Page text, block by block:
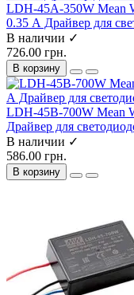
LDH-45A-350W Mean
0.35 А Драйвер для
В наличии ✓
726.00 грн.
В корзину
LDH-45B-700W Mean
Драйвер для
В наличии ✓
586.00 грн.
В корзину